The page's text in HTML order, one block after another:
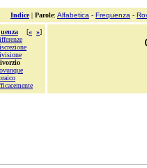
Indice| Parole: Alfabetica - Frequenza -
[« »]